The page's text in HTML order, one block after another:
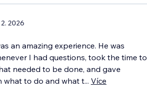
2. 2026
an amazing experience. He was
I had questions, took the time to
needed to be done, and gave
what to do and what t... Více